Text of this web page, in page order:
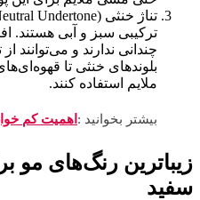
ترکیبی سبز و آبی هستند.
چندانی ندارند و می‌توانند
بلوندهای خنثی تا
ملایم استفاده کنند.
بیشتر بخوانید : اهمیت کم
زیباترین رنگ‌های
سفید